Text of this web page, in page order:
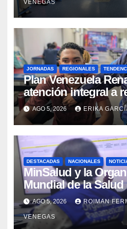
VENEGAS
JORNADAS REGIONALES
​Plan Venezuela
atención integral a
evaluación de
Aragua
AGO 5, 2026 ERIKA
DESTACADAS NACIONALES
MinSalud y la
Mundial de la Salud
propuesta técnica
materia de agua
higiene ante
AGO 5, 2026 ROIMAN
VENEGAS